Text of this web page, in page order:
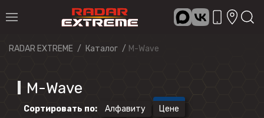
RADAR EXTREME Каталог M-Wave
M-Wave
Сортировать по: Алфавиту
Цене